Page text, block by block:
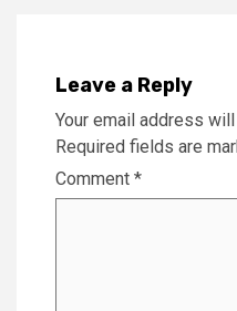
Leave a Reply
Your email address
Required fields are
Comment *